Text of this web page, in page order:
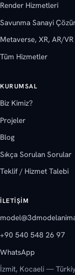
Render Hizmetleri
Savunma Sanayi
Metaverse, XR, AR/VR
Tüm Hizmetler
KURUMSAL
Biz Kimiz?
Projeler
Blog
Sıkça Sorulan Sorular
Teklif / Hizmet Talebi
İLETIŞIM
+90 540 548 26 97
WhatsApp
İzmit, Kocaeli —